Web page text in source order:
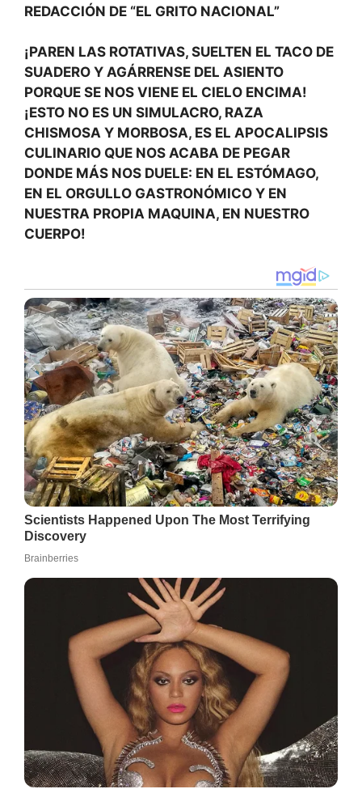
REDACCIÓN DE “EL GRITO NACIONAL”
¡PAREN LAS ROTATIVAS, SUELTEN EL TACO DE
SUADERO Y AGÁRRENSE DEL ASIENTO
PORQUE SE NOS VIENE EL CIELO ENCIMA!
¡ESTO NO ES UN SIMULACRO, RAZA
CHISMOSA Y MORBOSA, ES EL APOCALIPSIS
CULINARIO QUE NOS ACABA DE PEGAR
DONDE MÁS NOS DUELE: EN EL ESTÓMAGO,
EN EL ORGULLO GASTRONÓMICO Y EN
NUESTRA PROPIA MAQUINA, EN NUESTRO
CUERPO!